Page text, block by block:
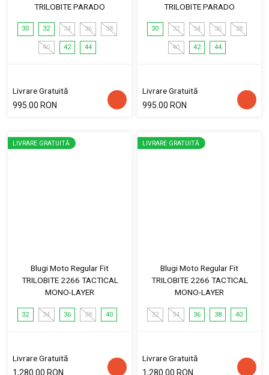
TRILOBITE PARADO
30 32 34 36 38
40 42 44
Livrare Gratuită
995.00 RON
TRILOBITE PARADO
30 32 34 36 38
40 42 44
Livrare Gratuită
995.00 RON
LIVRARE GRATUITĂ
Blugi Moto Regular Fit
TRILOBITE 2266 TACTICAL
MONO-LAYER
32 34 36 38 40
Livrare Gratuită
1,280.00 RON
LIVRARE GRATUITĂ
Blugi Moto Regular Fit
TRILOBITE 2266 TACTICAL
MONO-LAYER
32 34 36 38 40
Livrare Gratuită
1,280.00 RON